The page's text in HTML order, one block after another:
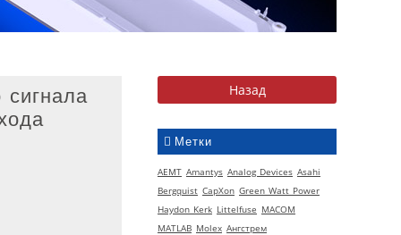
Метки
AEMT Amantys Analog Devices Asahi
Bergquist CapXon Green Watt Power
Haydon Kerk Littelfuse MACOM
MATLAB Molex Ангстрем